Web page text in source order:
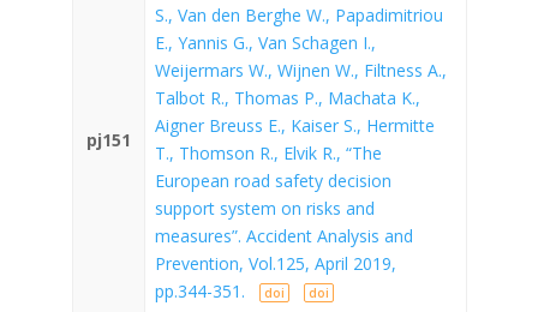
pj151
S., Van den Berghe W., Papadimitriou
E., Yannis G., Van Schagen I.,
Weijermars W., Wijnen W., Filtness A.,
Talbot R., Thomas P., Machata K.,
Aigner Breuss E., Kaiser S., Hermitte
T., Thomson R., Elvik R., “The
European road safety decision
support system on risks and
measures”. Accident Analysis and
Prevention, Vol.125, April 2019,
pp.344-351.
doi doi